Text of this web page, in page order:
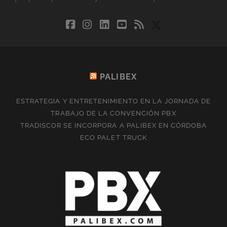
facebook
instagram
linkedin
youtube
rss
PALIBEX
ESTRATEGIA Y ENTRETENIMIENTO EN LA JORNADA DE
TRABAJO DE LA CONVENCIÓN PBX
TRADISCOR SE INCORPORA A PALIBEX EN CÓRDOBA
ECO PALET TRUCK